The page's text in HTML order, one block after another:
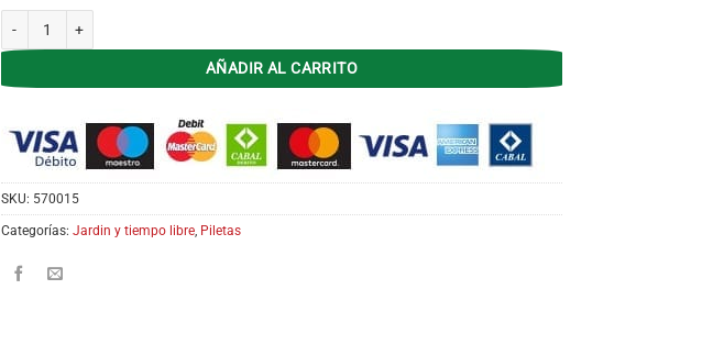
AÑADIR AL CARRITO
SKU: 570015
Categorías: Jardin y tiempo libre, Piletas